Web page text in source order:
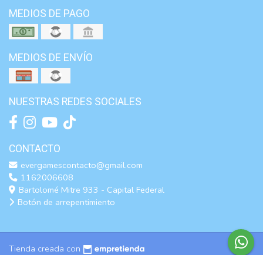
MEDIOS DE PAGO
MEDIOS DE ENVÍO
NUESTRAS REDES SOCIALES
CONTACTO
evergamescontacto@gmail.com
1162006608
Bartolomé Mitre 933 - Capital Federal
Botón de arrepentimiento
Tienda creada con